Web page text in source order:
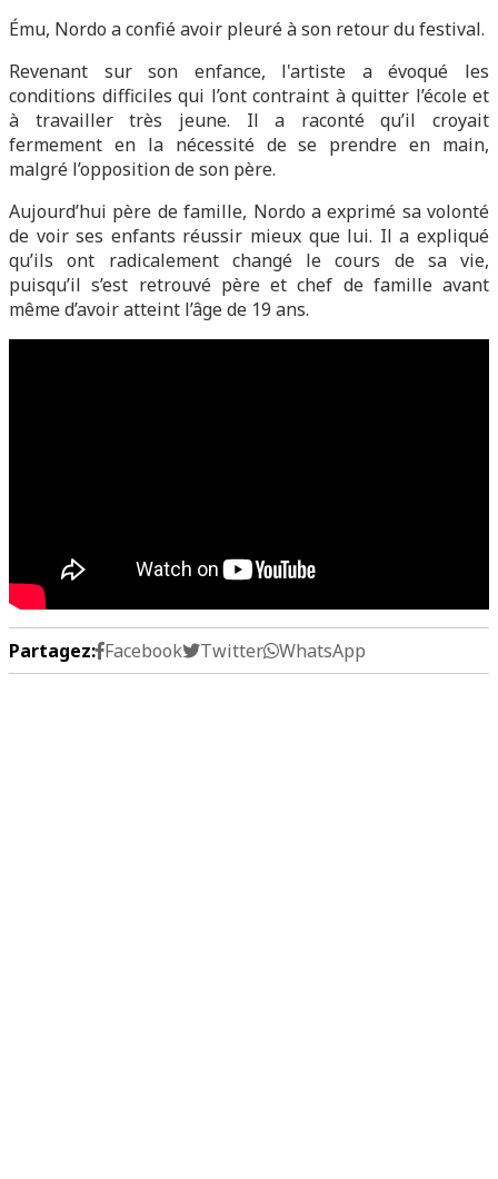
Ému, Nordo a confié avoir pleuré à son retour du festival.
Revenant sur son enfance, l'artiste a évoqué les
conditions difficiles qui l’ont contraint à quitter l’école et
à travailler très jeune. Il a raconté qu’il croyait
fermement en la nécessité de se prendre en main,
malgré l’opposition de son père.
Aujourd’hui père de famille, Nordo a exprimé sa volonté
de voir ses enfants réussir mieux que lui. Il a expliqué
qu’ils ont radicalement changé le cours de sa vie,
puisqu’il s’est retrouvé père et chef de famille avant
même d’avoir atteint l’âge de 19 ans.
Partagez: Facebook Twitter WhatsApp